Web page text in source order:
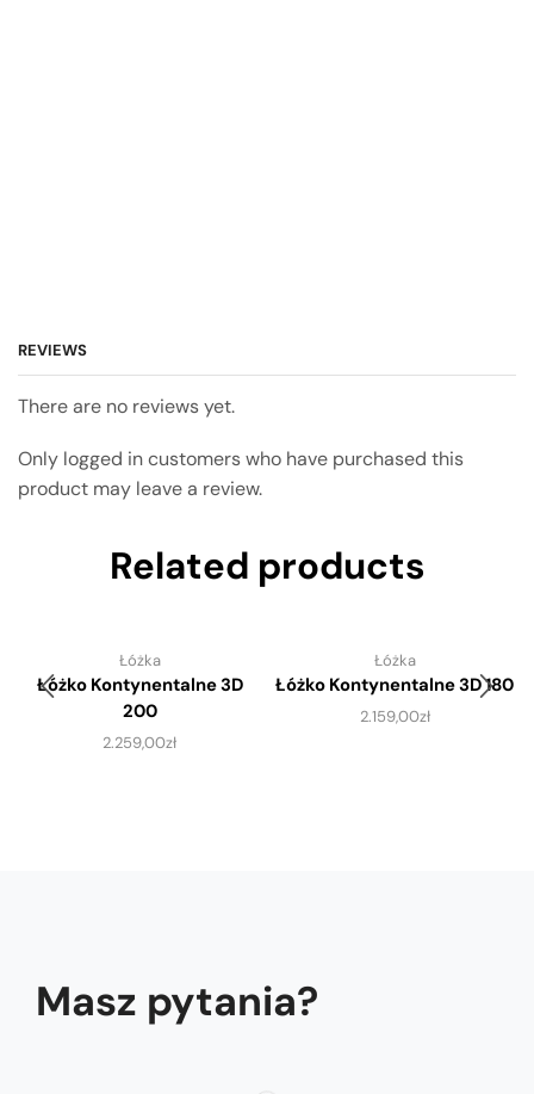
REVIEWS
There are no reviews yet.
Only logged in customers who have purchased this
product may leave a review.
Related products
Łóżka
Łóżko Kontynentalne 3D
200
2.259,00zł
Łóżka
Łóżko Kontynentalne 3D 180
2.159,00zł
Masz pytania?